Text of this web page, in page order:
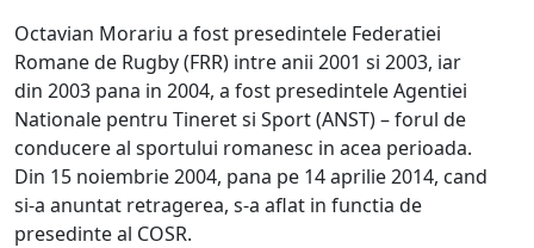
Octavian Morariu a fost presedintele Federatiei
Romane de Rugby (FRR) intre anii 2001 si 2003, iar
din 2003 pana in 2004, a fost presedintele Agentiei
Nationale pentru Tineret si Sport (ANST) – forul de
conducere al sportului romanesc in acea perioada.
Din 15 noiembrie 2004, pana pe 14 aprilie 2014, cand
si-a anuntat retragerea, s-a aflat in functia de
presedinte al COSR.